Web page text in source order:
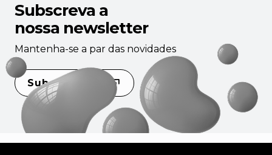
Subscreva a
nossa newsletter
Mantenha-se a par das novidades
Subscrever